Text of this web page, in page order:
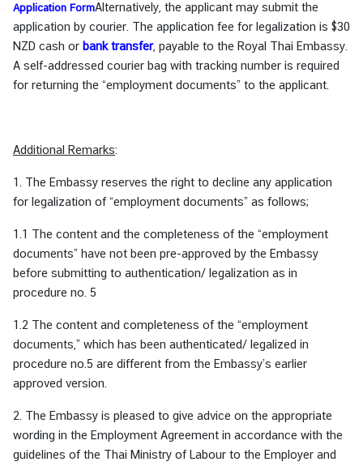
Application FormAlternatively, the applicant may submit the
application by courier. The application fee for legalization is $30
NZD cash or bank transfer, payable to the Royal Thai Embassy.
A self-addressed courier bag with tracking number is required
for returning the “employment documents” to the applicant.
Additional Remarks:
1. The Embassy reserves the right to decline any application
for legalization of “employment documents” as follows;
1.1 The content and the completeness of the “employment
documents” have not been pre-approved by the Embassy
before submitting to authentication/ legalization as in
procedure no. 5
1.2 The content and completeness of the “employment
documents,” which has been authenticated/ legalized in
procedure no.5 are different from the Embassy’s earlier
approved version.
2. The Embassy is pleased to give advice on the appropriate
wording in the Employment Agreement in accordance with the
guidelines of the Thai Ministry of Labour to the Employer and